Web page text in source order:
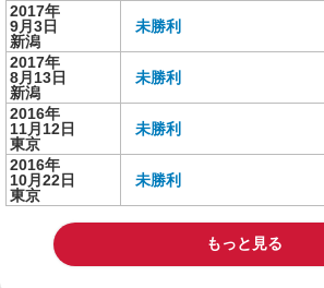
2017年
9月3日
新潟
未勝利
2017年
8月13日
新潟
未勝利
2016年
11月12日
東京
未勝利
2016年
10月22日
東京
未勝利
もっと見る